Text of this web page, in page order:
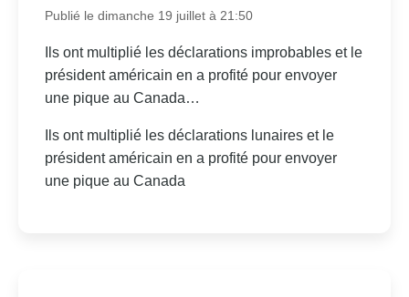
Publié le dimanche 19 juillet à 21:50
Ils ont multiplié les déclarations improbables et le
président américain en a profité pour envoyer
une pique au Canada…
Ils ont multiplié les déclarations lunaires et le
président américain en a profité pour envoyer
une pique au Canada